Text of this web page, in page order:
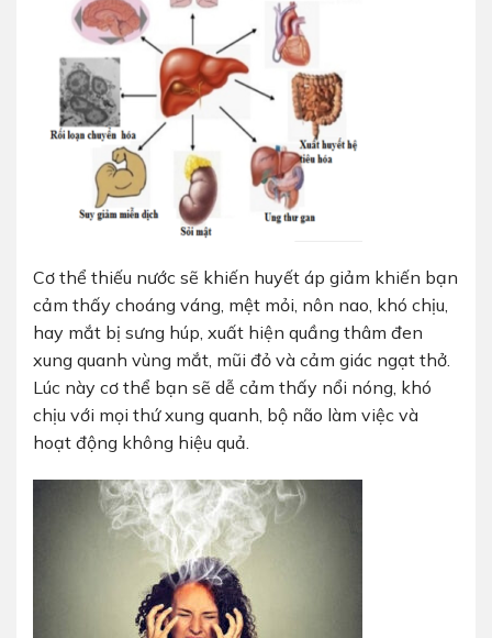
Cơ thể thiếu nước sẽ khiến huyết áp giảm khiến bạn
cảm thấy choáng váng, mệt mỏi, nôn nao, khó chịu,
hay mắt bị sưng húp, xuất hiện quầng thâm đen
xung quanh vùng mắt, mũi đỏ và cảm giác ngạt thở.
Lúc này cơ thể bạn sẽ dễ cảm thấy nổi nóng, khó
chịu với mọi thứ xung quanh, bộ não làm việc và
hoạt động không hiệu quả.